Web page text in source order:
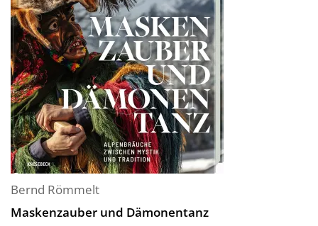
Bernd Römmelt
Maskenzauber und Dämonentanz